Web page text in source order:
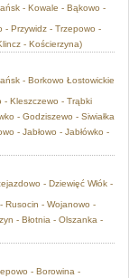
- Kowale - Bąkowo -
- Przywidz - Trzepowo -
- Kościerzyna)
- Borkowo Łostowickie
- Kleszczewo - Trąbki
- Godziszewo - Siwiałka
- Jabłowo - Jabłówko -
- Dziewięć Włók -
Rusocin - Wojanowo -
- Błotnia - Olszanka -
- Borowina -